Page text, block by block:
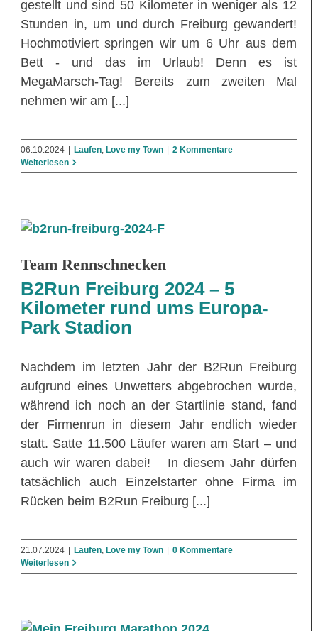
gestellt und sind 50 Kilometer in weniger als 12
Stunden in, um und durch Freiburg gewandert!
Hochmotiviert springen wir um 6 Uhr aus dem
Bett - und das im Urlaub! Denn es ist
MegaMarsch-Tag! Bereits zum zweiten Mal
nehmen wir am [...]
06.10.2024 Laufen, Love my Town
2 Kommentare
Weiterlesen
Team Rennschnecken
B2Run Freiburg 2024 – 5
Kilometer rund ums Europa-
Park Stadion
Nachdem im letzten Jahr der B2Run Freiburg
aufgrund eines Unwetters abgebrochen wurde,
während ich noch an der Startlinie stand, fand
der Firmenrun in diesem Jahr endlich wieder
statt. Satte 11.500 Läufer waren am Start – und
auch wir waren dabei! In diesem Jahr dürfen
tatsächlich auch Einzelstarter ohne Firma im
Rücken beim B2Run Freiburg [...]
21.07.2024 | Laufen Love my Town | 0 Kommentare
Weiterlesen